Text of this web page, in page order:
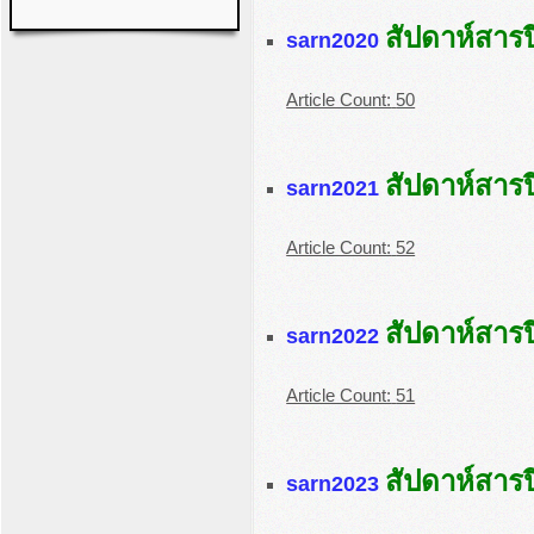
sarn2020 สัปดาห์สาร
Article Count: 50
sarn2021 สัปดาห์สาร
Article Count: 52
sarn2022 สัปดาห์สาร
Article Count: 51
sarn2023 สัปดาห์สาร